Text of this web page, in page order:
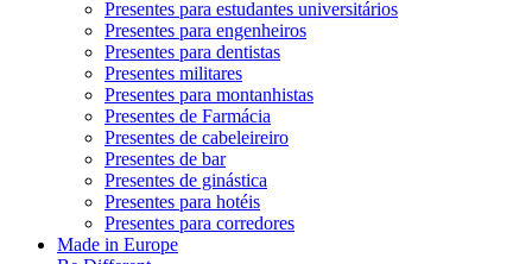
Presentes para estudantes universitários
Presentes para engenheiros
Presentes para dentistas
Presentes militares
Presentes para montanhistas
Presentes de Farmácia
Presentes de cabeleireiro
Presentes de bar
Presentes de ginástica
Presentes para hotéis
Presentes para corredores
Made in Europe